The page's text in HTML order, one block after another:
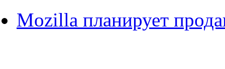
Mozilla планирует